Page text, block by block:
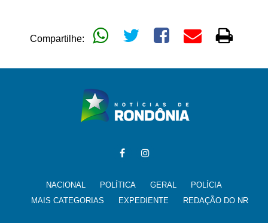
Compartilhe:
NACIONAL POLÍTICA GERAL
POLÍCIA
MAIS CATEGORIAS
EXPEDIENTE REDAÇÃO DO NR